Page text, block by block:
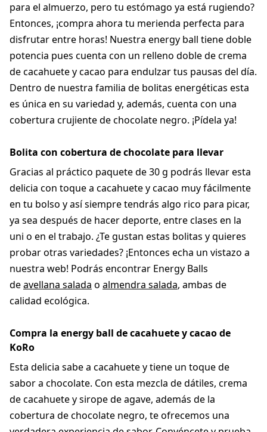
para el almuerzo, pero tu estómago ya está rugiendo?
Entonces, ¡compra ahora tu merienda perfecta para
disfrutar entre horas! Nuestra energy ball tiene doble
potencia pues cuenta con un relleno doble de crema
de cacahuete y cacao para endulzar tus pausas del día.
Dentro de nuestra familia de bolitas energéticas esta
es única en su variedad y, además, cuenta con una
cobertura crujiente de chocolate negro. ¡Pídela ya!
Bolita con cobertura de chocolate para llevar
Gracias al práctico paquete de 30 g podrás llevar esta
delicia con toque a cacahuete y cacao muy fácilmente
en tu bolso y así siempre tendrás algo rico para picar,
ya sea después de hacer deporte, entre clases en la
uni o en el trabajo. ¿Te gustan estas bolitas y quieres
probar otras variedades? ¡Entonces echa un vistazo a
nuestra web! Podrás encontrar Energy Balls
deavellana salada o almendra salada, ambas de
calidad ecológica.
Compra la energy ball de cacahuete y cacao de
KoRo
Esta delicia sabe a cacahuete y tiene un toque de
sabor a chocolate. Con esta mezcla de dátiles, crema
de cacahuete y sirope de agave, además de la
cobertura de chocolate negro, te ofrecemos una